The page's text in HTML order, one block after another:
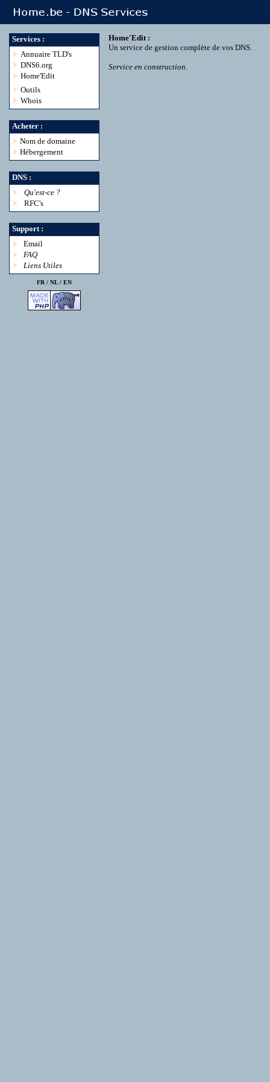
Services :
> Annuaire TLD's
> DNS6.org
> Home'Edit
> Outils
> Whois
Acheter :
> Nom de domaine
> Hébergement
DNS :
>
Qu'est-ce ?
>
RFC's
Support :
>
Email
>
FAQ
>
Liens Utiles
FR / NL/ EN
Home'Edit :
Un service de gestion complète de vos DNS.
Service en construction.